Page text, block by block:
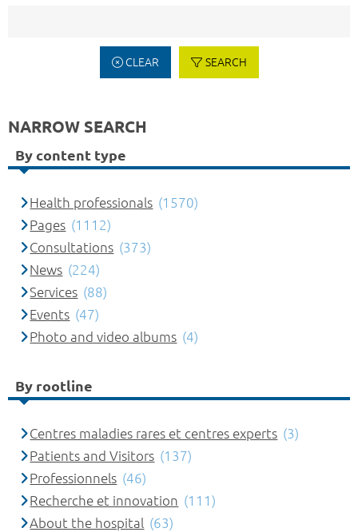
CLEAR SEARCH
NARROW SEARCH
By content type
Health professionals (1570)
Pages (1112)
Consultations (373)
News (224)
Services (88)
Events (47)
Photo and video albums (4)
By rootline
Centres maladies rares et centres experts (3)
Patients and Visitors (137)
Professionnels (46)
Recherche et innovation (111)
About the hospital (63)